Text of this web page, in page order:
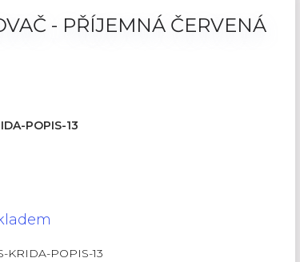
- PŘÍJEMNÁ ČERVENÁ
POPIS-13
KRIDA-POPIS-13